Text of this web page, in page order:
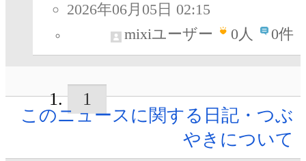
2026年06月05日 02:15
mixiユーザー
0人 0件
1
このニュースに関する日記・つぶ
やきについて